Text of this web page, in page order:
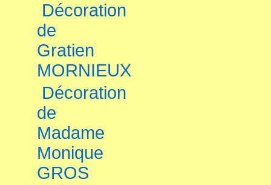
Décoration
de
Gratien
MORNIEUX
Décoration
de
Madame
Monique
GROS